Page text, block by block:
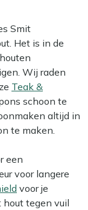
Smit
Het is in de
Wij raden
Teak &
schoon te
altijd in
te maken.
een
voor langere
voor je
hout tegen vuil